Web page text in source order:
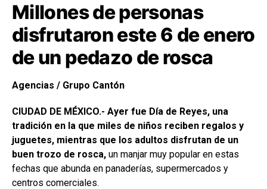
Millones de personas
disfrutaron este 6 de enero
de un pedazo de rosca
Agencias / Grupo Cantón
CIUDAD DE MÉXICO.- Ayer fue Día de Reyes, una
tradición en la que miles de niños reciben regalos y
juguetes, mientras que los adultos disfrutan de un
buen trozo de rosca, un manjar muy popular en estas
fechas que abunda en panaderías, supermercados y
centros comerciales.